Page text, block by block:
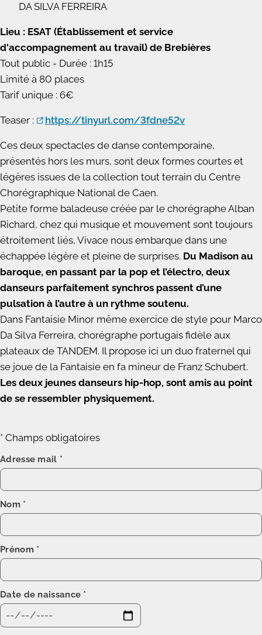
DA SILVA FERREIRA
Lieu : ESAT (Établissement et service
d'accompagnement au travail) de Brebières
Tout public - Durée : 1h15
Limité à 80 places
Tarif unique : 6€
Teaser : https://tinyurl.com/3fdne52v
Ces deux spectacles de danse contemporaine,
présentés hors les murs, sont deux formes courtes et
légères issues de la collection tout terrain du Centre
Chorégraphique National de Caen.
Petite forme baladeuse créée par le chorégraphe Alban
Richard, chez qui musique et mouvement sont toujours
étroitement liés, Vivace nous embarque dans une
échappée légère et pleine de surprises. Du Madison au
baroque, en passant par la pop et l’électro, deux
danseurs parfaitement synchros passent d’une
pulsation à l’autre à un rythme soutenu.
Dans Fantaisie Minor même exercice de style pour Marco
Da Silva Ferreira, chorégraphe portugais fidèle aux
plateaux de TANDEM. Il propose ici un duo fraternel qui
se joue de la Fantaisie en fa mineur de Franz Schubert.
Les deux jeunes danseurs hip-hop, sont amis au point
de se ressembler physiquement.
* Champs obligatoires
Adresse mail *
Nom *
Prénom *
Date de naissance *